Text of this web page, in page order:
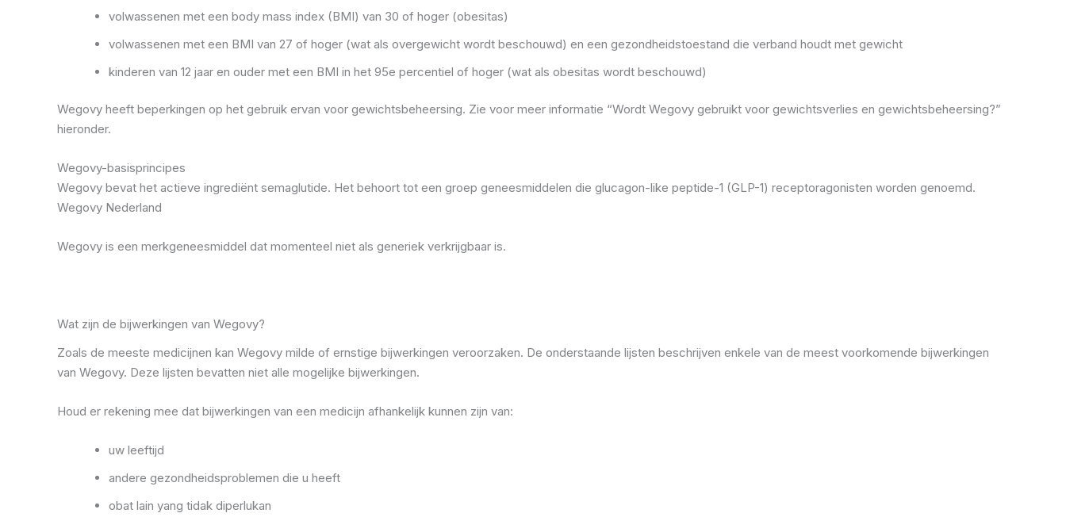
volwassenen met een body mass index (BMI) van 30 of hoger (obesitas)
volwassenen met een BMI van 27 of hoger (wat als overgewicht wordt beschouwd) en een gezondheidstoestand die verband houdt met gewicht
kinderen van 12 jaar en ouder met een BMI in het 95e percentiel of hoger (wat als obesitas wordt beschouwd)
Wegovy heeft beperkingen op het gebruik ervan voor gewichtsbeheersing. Zie voor meer informatie “Wordt Wegovy gebruikt voor gewichtsverlies en gewichtsbeheersing?”
hieronder.
Wegovy-basisprincipes
Wegovy bevat het actieve ingrediënt semaglutide. Het behoort tot een groep geneesmiddelen die glucagon-like peptide-1 (GLP-1) receptoragonisten worden genoemd.
Wegovy Nederland
Wegovy is een merkgeneesmiddel dat momenteel niet als generiek verkrijgbaar is.
Wat zijn de bijwerkingen van Wegovy?
Zoals de meeste medicijnen kan Wegovy milde of ernstige bijwerkingen veroorzaken. De onderstaande lijsten beschrijven enkele van de meest voorkomende bijwerkingen
van Wegovy. Deze lijsten bevatten niet alle mogelijke bijwerkingen.
Houd er rekening mee dat bijwerkingen van een medicijn afhankelijk kunnen zijn van:
uw leeftijd
andere gezondheidsproblemen die u heeft
obat lain yang tidak diperlukan